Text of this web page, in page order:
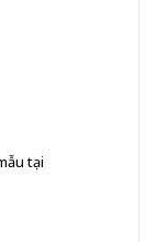
tại